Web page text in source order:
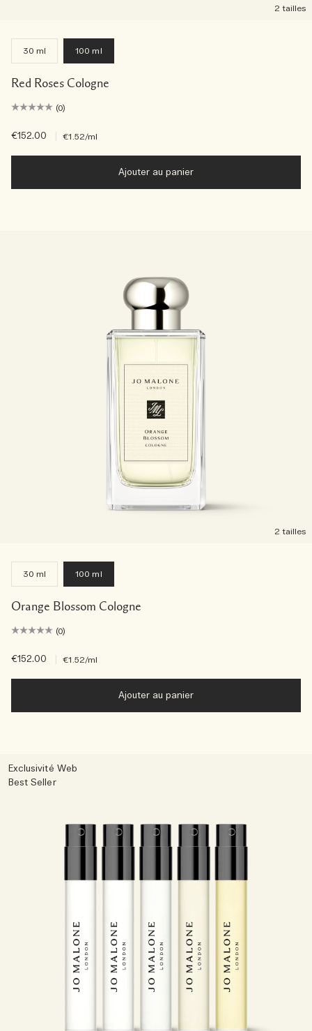
2 tailles
30 ml 100 ml
Red Roses Cologne
(0)
€152.00 €1.52/ml
Ajouter au panier
2 tailles
30 ml 100 ml
Orange Blossom Cologne
(0)
€152.00 €1.52/ml
Ajouter au panier
Exclusivité Web
Best Seller